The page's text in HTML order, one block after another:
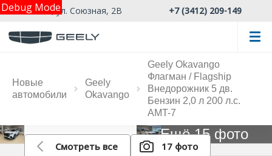
Debug Mode
г. Ижевск, ул. Союзная, 2В +7 (3412) 209-149
Новые
автомобили
Geely
Okavango
Geely Okavango
Флагман / Flagship
Внедорожник 5 дв.
Бензин 2,0 л 200 л.с.
AMT-7
Смотреть все 17 фото
Ещё 15 фото